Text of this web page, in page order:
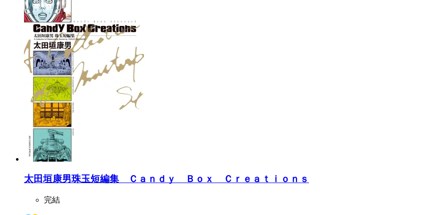
太田垣康男珠玉短編集 Ｃａｎｄｙ Ｂｏｘ Ｃｒｅａｔｉｏｎｓ
完結